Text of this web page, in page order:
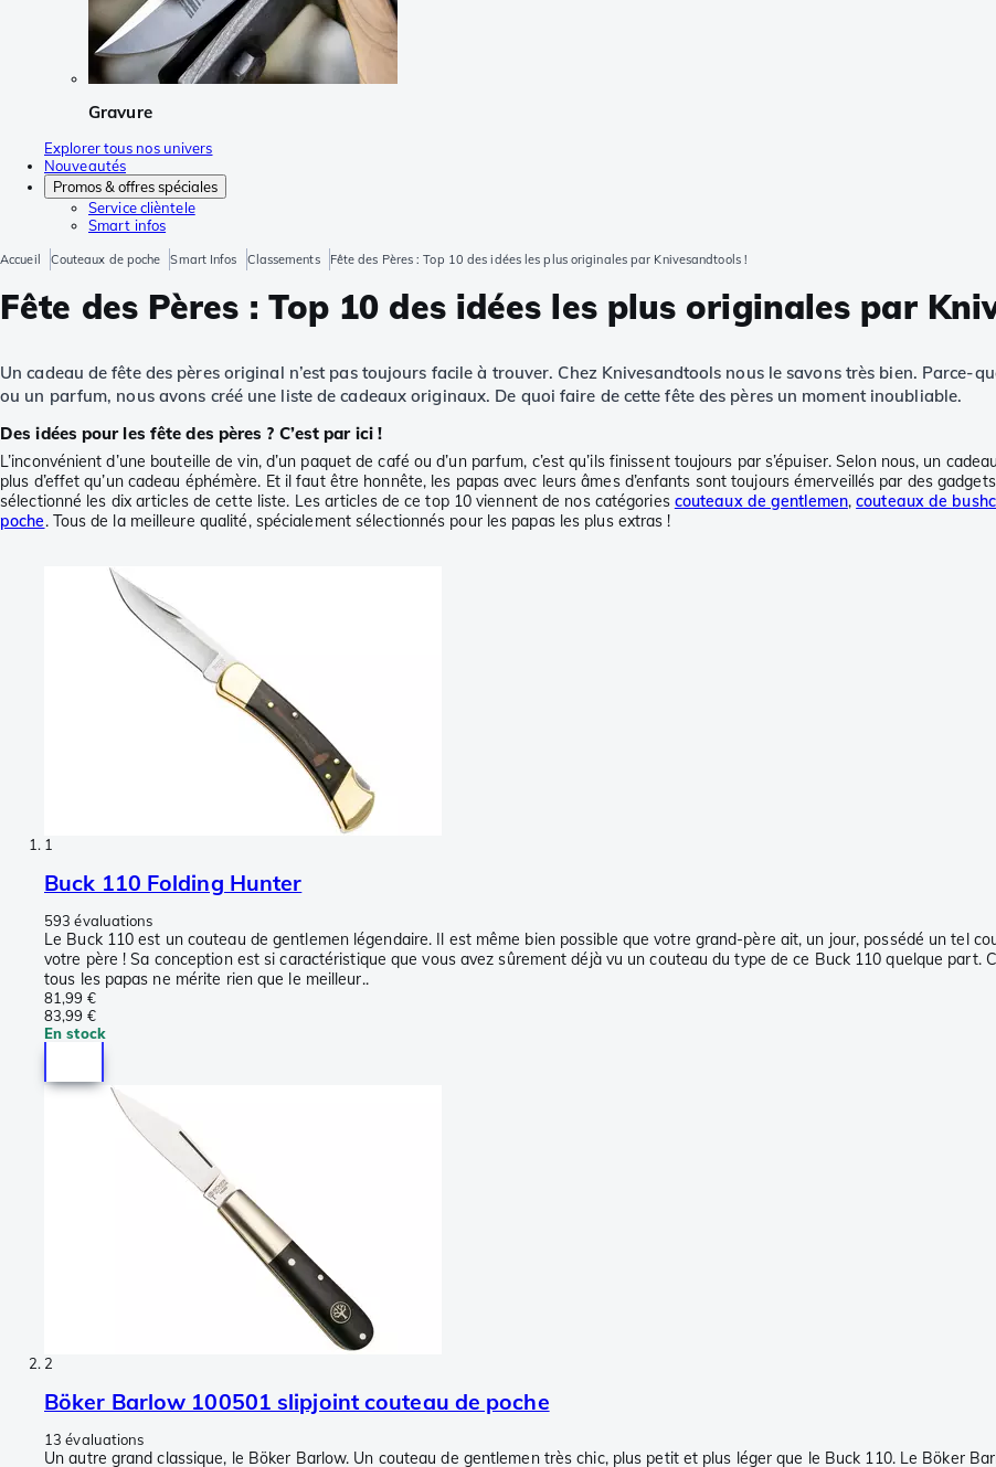
Gravure
Explorer tous nos univers
Nouveautés
Promos & offres spéciales
Service clièntele
Smart infos
Accueil Couteaux de poche Smart Infos Classements Fête des Pères : Top 10 des idées les plus originales par Knivesandtools !
Fête des Pères : Top 10 des idées les plus originales par
Un cadeau de fête des pères original n’est pas toujours facile à trouver. Chez Knivesandtools nous le savons très bien. Parce-
ou un parfum, nous avons créé une liste de cadeaux originaux. De quoi faire de cette fête des pères un moment inoubliable.
Des idées pour les fête des pères ? C’est par ici !
L’inconvénient d’une bouteille de vin, d’un paquet de café ou d’un parfum, c’est qu’ils finissent toujours par s’épuiser. Selon nous, un
plus d’effet qu’un cadeau éphémère. Et il faut être honnête, les papas avec leurs âmes d’enfants sont toujours émerveillés par des
sélectionné les dix articles de cette liste. Les articles de ce top 10 viennent de nos catégories couteaux de gentlemen,couteaux de
poche. Tous de la meilleure qualité, spécialement sélectionnés pour les papas les plus extras !
1
Buck 110 Folding Hunter
593 évaluations
Le Buck 110 est un couteau de gentlemen légendaire. Il est même bien possible que votre grand-père ait, un jour, possédé un tel
votre père ! Sa conception est si caractéristique que vous avez sûrement déjà vu un couteau du type de ce Buck 110 quelque part.
tous les papas ne mérite rien que le meilleur..
81,99 €
83,99 €
En stock
2
Böker Barlow 100501 slipjoint couteau de poche
13 évaluations
Un autre grand classique, le Böker Barlow. Un couteau de gentlemen très chic, plus petit et plus léger que le Buck 110. Le Böker